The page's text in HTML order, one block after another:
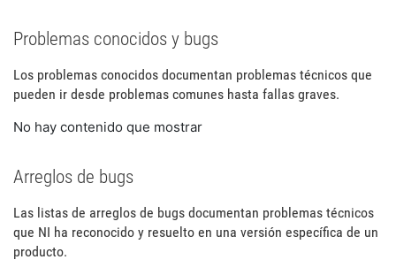
Problemas conocidos y bugs
Los problemas conocidos documentan problemas técnicos que
pueden ir desde problemas comunes hasta fallas graves.
No hay contenido que mostrar
Arreglos de bugs
Las listas de arreglos de bugs documentan problemas técnicos
que NI ha reconocido y resuelto en una versión específica de un
producto.